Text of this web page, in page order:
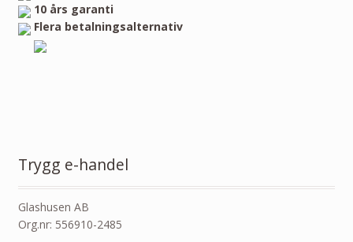
10 års garanti
Flera betalningsalternativ
Trygg e-handel
Glashusen AB
Org.nr: 556910-2485